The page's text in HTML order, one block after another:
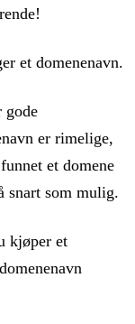
et domenenavn.
gode
er rimelige,
et domene
snart som mulig.
kjøper et